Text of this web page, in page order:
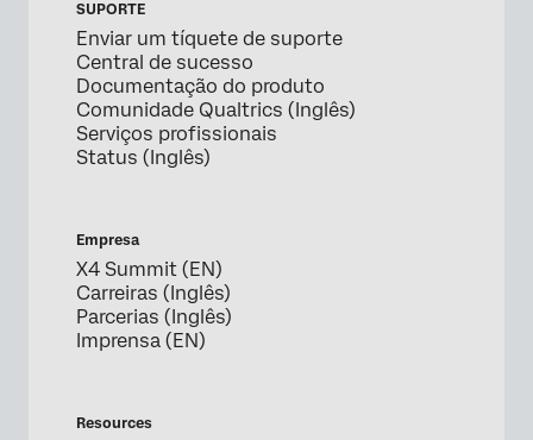
SUPORTE
Enviar um tíquete de suporte
Central de sucesso
Documentação do produto
Comunidade Qualtrics (Inglês)
Serviços profissionais
Status (Inglês)
Empresa
X4 Summit (EN)
Carreiras (Inglês)
Parcerias (Inglês)
Imprensa (EN)
Resources